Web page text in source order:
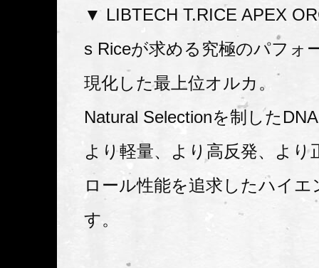
▼ LIBTECH T.RICE APEX
s Riceが求める究極のパフォ
現化した最上位オルカ。
Natural Selectionを制した
より軽量、より高反発、より
ロール性能を追求したハイ
す。